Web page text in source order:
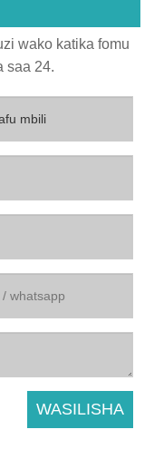
wako katika fomu
saa 24.